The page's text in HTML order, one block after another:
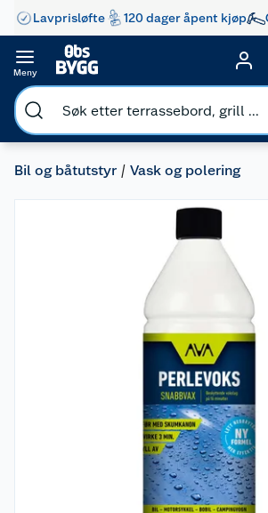
Lavprisløfte 120 dager åpent kjøp
Meny
Bil og båtutstyr Vask og polering